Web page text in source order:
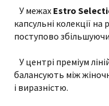
У межах Estro
капсульні колекції
поступово
У центрі преміум
балансують між
і виразністю.